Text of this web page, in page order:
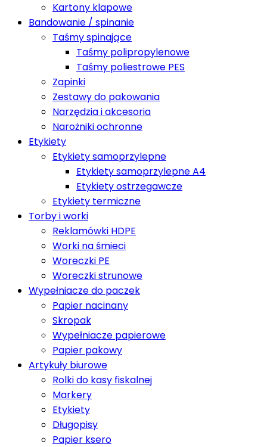
Kartony klapowe
Bandowanie / spinanie
Taśmy spinające
Taśmy polipropylenowe
Taśmy poliestrowe PES
Zapinki
Zestawy do pakowania
Narzędzia i akcesoria
Narożniki ochronne
Etykiety
Etykiety samoprzylepne
Etykiety samoprzylepne A4
Etykiety ostrzegawcze
Etykiety termiczne
Torby i worki
Reklamówki HDPE
Worki na śmieci
Woreczki PE
Woreczki strunowe
Wypełniacze do paczek
Papier nacinany
Skropak
Wypełniacze papierowe
Papier pakowy
Artykuły biurowe
Rolki do kasy fiskalnej
Markery
Etykiety
Długopisy
Papier ksero